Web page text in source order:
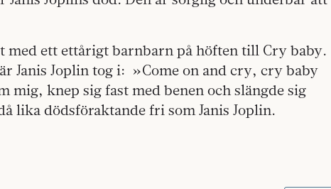
med ett ettårigt barnbarn på höften till Cry baby.
Janis Joplin tog i: »Come on and cry, cry baby
mig, knep sig fast med benen och slängde sig
lika dödsföraktande fri som Janis Joplin.